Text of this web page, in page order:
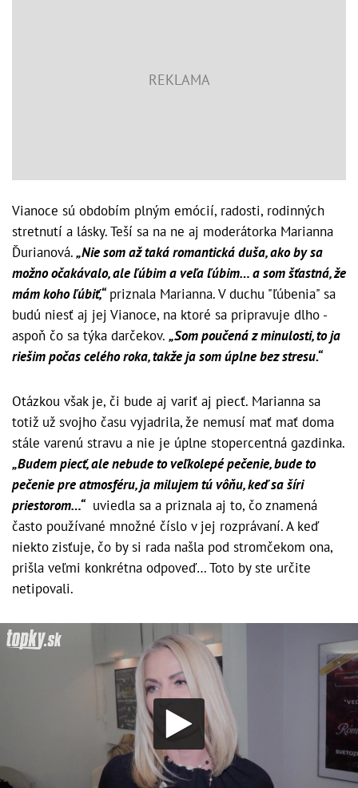
Vianoce sú obdobím plným emócií, radosti, rodinných
stretnutí a lásky. Teší sa na ne aj moderátorka Marianna
Ďurianová.„Nie som až taká romantická duša, ako by sa
možno očakávalo, ale ľúbim a veľa ľúbim… a som šťastná, že
mám koho ľúbiť,“priznala Marianna. V duchu "ľúbenia" sa
budú niesť aj jej Vianoce, na ktoré sa pripravuje dlho -
aspoň čo sa týka darčekov. „Som poučená z minulosti, to ja
riešim počas celého roka, takže ja som úplne bez stresu.“
Otázkou však je, či bude aj variť aj piecť. Marianna sa
totiž už svojho času vyjadrila, že nemusí mať mať doma
stále varenú stravu a nie je úplne stopercentná gazdinka.
„Budem piecť, ale nebude to veľkolepé pečenie, bude to
pečenie pre atmosféru, ja milujem tú vôňu, keď sa šíri
priestorom…“uviedla sa a priznala aj to, čo znamená
často používané množné číslo v jej rozprávaní. A keď
niekto zisťuje, čo by si rada našla pod stromčekom ona,
prišla veľmi konkrétna odpoveď… Toto by ste určite
netipovali.